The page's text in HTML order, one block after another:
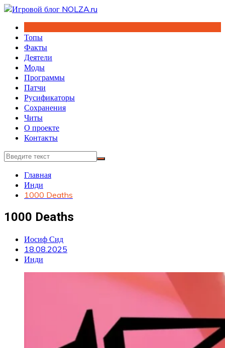
Перейти
содержимому
Топы
Факты
Деятели
Моды
Программы
Патчи
Русификаторы
Сохранения
Читы
О проекте
Контакты
Главная
Инди
1000 Deaths
1000 Deaths
Иосиф Сид
18.08.2025
Инди